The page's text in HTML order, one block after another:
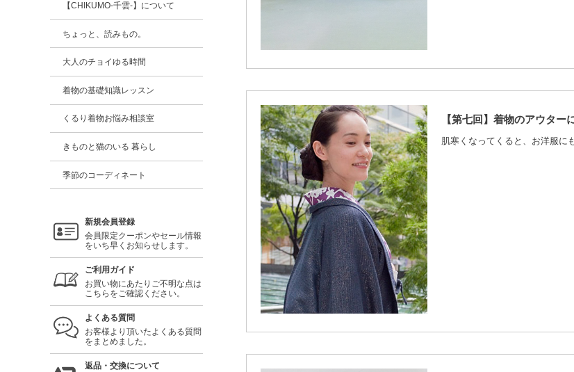
【CHIKUMO-千雲-】について
ちょっと、読みもの。
大人のチョイゆる時間
着物の基礎知識レッスン
くるり着物お悩み相談室
きものと猫のいる 暮らし
季節のコーディネート
新規会員登録
会員限定クーポンやセール情報
をいち早くお知らせします。
ご利用ガイド
お買い物にあたりご不明な点は
こちらをご確認ください。
よくある質問
お客様より頂いたよくある質問
をまとめました。
返品・交換について
【第七回】着物のアウター
肌寒くなってくると、お洋服に